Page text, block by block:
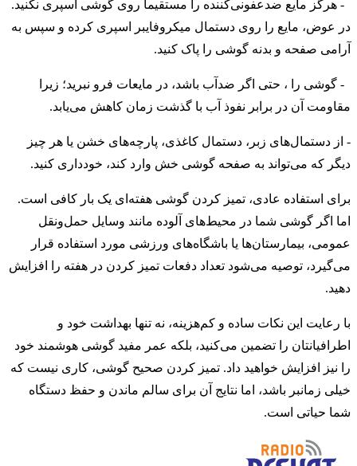
- هرگز مایع ضدعفونی‌کننده را مستقیماً روی گوشی اسپری نکنید.
در عوض، مایع را روی دستمال میکروفایبر اسپری کرده و سپس به
آرامی صفحه و بدنه گوشی را پاک کنید.
- گوشی را ، حتی اگر ضدآب باشد، در مایعات فرو نبرید؛ زیرا
مقاومت آن در برابر نفوذ آب با گذشت زمان کاهش می‌یابد.
- از دستمال‌های زبر، دستمال کاغذی، پارچه‌های خشن یا هر چیز
دیگر که می‌تواند به صفحه گوشی خش وارد کند، خودداری کنید.
برای استفاده عادی، تمیز کردن گوشی هفته‌ای یک بار کافی است.
اما اگر گوشی شما در محیط‌های آلوده مانند وسایل حمل‌ونقل
عمومی، بیمارستان‌ها یا باشگاه‌های ورزشی مورد استفاده قرار
می‌گیرد، توصیه می‌شود تعداد دفعات تمیز کردن در هفته را افزایش
دهید.
با رعایت این نکات ساده و کم‌هزینه، نه تنها بهداشت خود و
اطرافیانتان را تضمین می‌کنید، بلکه عمر مفید گوشی هوشمند خود
را نیز افزایش خواهید داد. تمیز کردن صحیح گوشی، کاری نیست که
خیلی زمانبر باشد، اما نتایج آن برای سالم ماندن و حفظ دستگاه
شما حیاتی است.